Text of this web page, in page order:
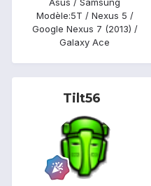
Asus / Samsung
Modèle:5T / Nexus 5 /
Google Nexus 7 (2013) /
Galaxy Ace
Tilt56